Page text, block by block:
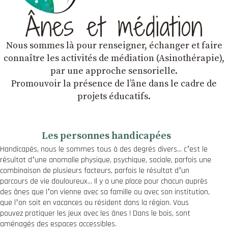
Ânes et médiation
Nous sommes là pour renseigner, échanger et faire
connaître les activités de médiation (Asinothérapie),
par une approche sensorielle.
Promouvoir la présence de lʼâne dans le cadre de
projets éducatifs.
Les personnes handicapées
Handicapés, nous le sommes tous à des degrés divers… cʼest le
résultat dʼune anomalie physique, psychique, sociale, parfois une
combinaison de plusieurs facteurs, parfois le résultat dʼun
parcours de vie douloureux… Il y a une place pour chacun auprès
des ânes que lʼon vienne avec sa famille ou avec son institution,
que lʼon soit en vacances ou résident dans la région. Vous
pouvez pratiquer les jeux avec les ânes ! Dans le bois, sont
aménagés des espaces accessibles.